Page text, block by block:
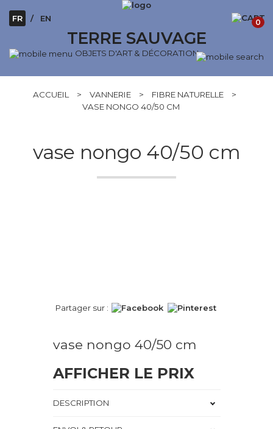
TERRE SAUVAGE
OBJETS D'ART & DÉCORATION
FR EN 0
ACCUEIL > VANNERIE > FIBRE NATURELLE
>
VASE NONGO 40/50 CM
vase nongo 40/50 cm
Partager sur :
vase nongo 40/50 cm
AFFICHER LE PRIX
DESCRIPTION